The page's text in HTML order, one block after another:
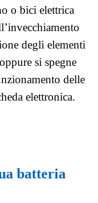
o bici elettrica
degli elementi
si spegne
delle
elettronica.
batteria